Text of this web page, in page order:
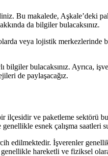
Bu makalede, Aşkale’deki
da bilgiler bulacaksınız.
veya lojistik merkezlerinde
bulacaksınız. Ayrıca,
de paylaşacağız.
ilçesidir ve paketleme sektörü
esnek çalışma saatleri
edilmektedir. İşverenler
hareketli ve fiziksel